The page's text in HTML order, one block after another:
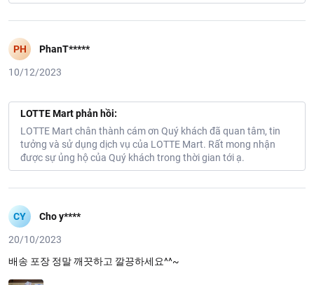
PH PhanT*****
10/12/2023
LOTTE Mart phản hồi:
LOTTE Mart chân thành cám ơn Quý khách đã quan tâm, tin
tưởng và sử dụng dịch vụ của LOTTE Mart. Rất mong nhận
được sự ủng hộ của Quý khách trong thời gian tới ạ.
CY Cho y****
20/10/2023
배송 포장 정말 깨끗하고 깔끙하세요^^~